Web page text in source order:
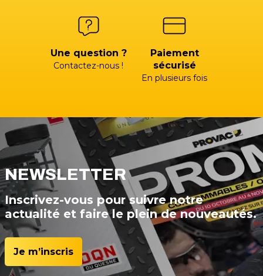
Une question ?
Contactez-nous !
Paiement
sécurisé
En plusieurs fois
NEWSLETTER
Inscrivez-vous pour suivre notre
actualité et faire le plein de nouveautés.
Je m’inscris